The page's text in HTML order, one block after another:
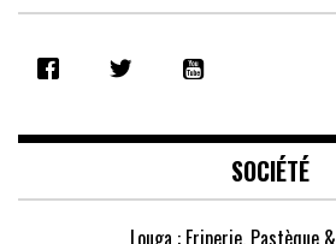
RSS FEED
EMBED
SOCIÉTÉ
Louga : Friperie, Pastèque